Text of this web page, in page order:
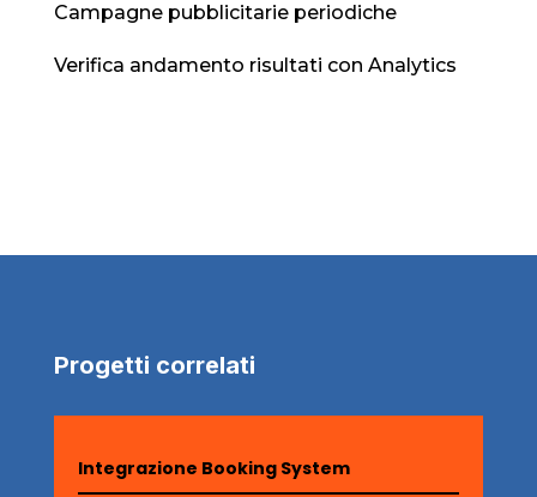
Campagne pubblicitarie periodiche
Verifica andamento risultati con Analytics
Progetti correlati
Integrazione Booking System